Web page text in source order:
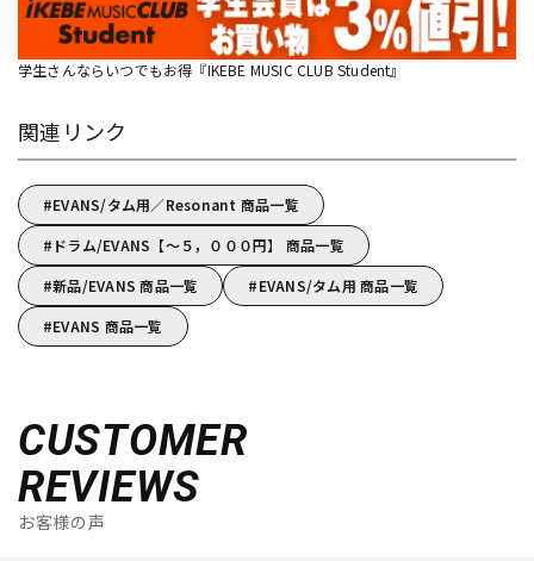
学生さんならいつでもお得『IKEBE MUSIC CLUB Student』
関連リンク
EVANS/タム用／Resonant 商品一覧
ドラム/EVANS【～５，０００円】 商品一覧
新品/EVANS 商品一覧
EVANS/タム用 商品一覧
EVANS 商品一覧
CUSTOMER
REVIEWS
お客様の声